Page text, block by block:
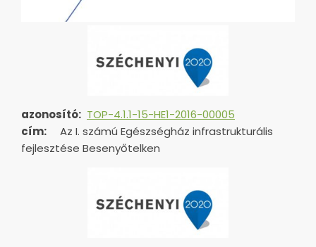
azonosító: TOP-4.1.1-15-HE1-2016-00005
cím:
Az I. számú Egészségház infrastrukturális
fejlesztése Besenyőtelken